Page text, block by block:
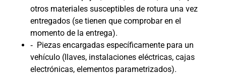
otros materiales susceptibles de rotura una vez
entregados (se tienen que comprobar en el
momento de la entrega).
‐ Piezas encargadas específicamente para un
vehículo (llaves, instalaciones eléctricas, cajas
electrónicas, elementos parametrizados).